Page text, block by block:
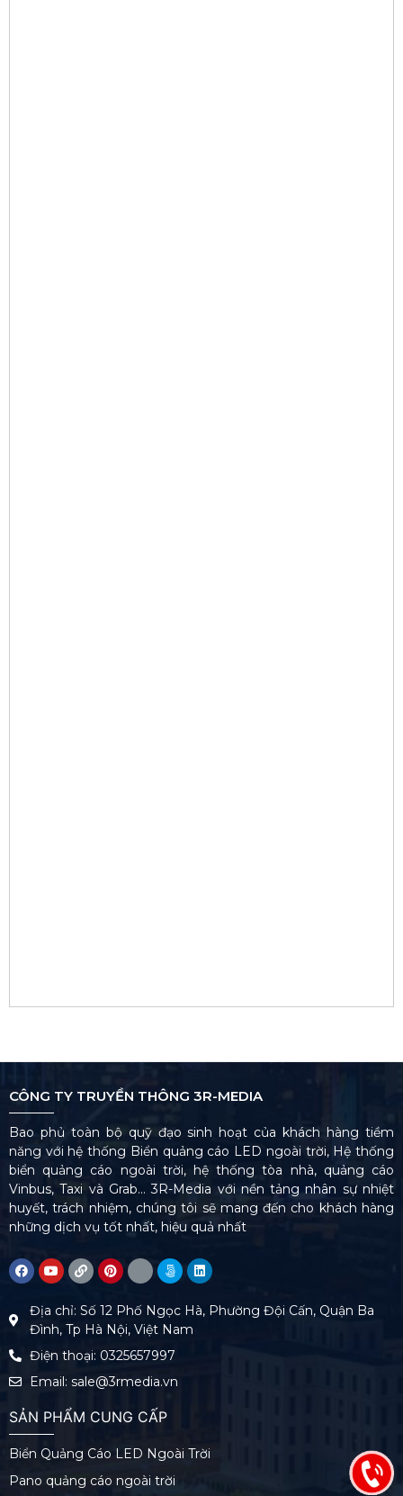
CÔNG TY TRUYỀN THÔNG 3R-MEDIA
Bao phủ toàn bộ quỹ đạo sinh hoạt của khách hàng tiềm
năng với hệ thống Biển quảng cáo LED ngoài trời, Hệ thống
biển quảng cáo ngoài trời, hệ thống tòa nhà, quảng cáo
Vinbus, Taxi và Grab… 3R-Media với nền tảng nhân sự nhiệt
huyết, trách nhiệm, chúng tôi sẽ mang đến cho khách hàng
những dịch vụ tốt nhất, hiệu quả nhất
Địa chỉ: Số 12 Phố Ngọc Hà, Phường Đội Cấn, Quận Ba
Đình, Tp Hà Nội, Việt Nam
Điện thoại: 0325657997
Email: sale@3rmedia.vn
SẢN PHẨM CUNG CẤP
Biển Quảng Cáo LED Ngoài Trời
Pano quảng cáo ngoài trời